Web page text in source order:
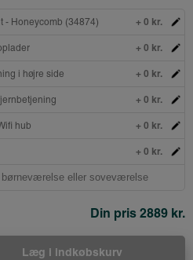
- Honeycomb (34874) + 0 kr.
+ 0 kr.
i højre side + 0 kr.
+ 0 kr.
hub + 0 kr.
+ 0 kr.
Din pris 2889 kr.
Læg i indkøbskurv